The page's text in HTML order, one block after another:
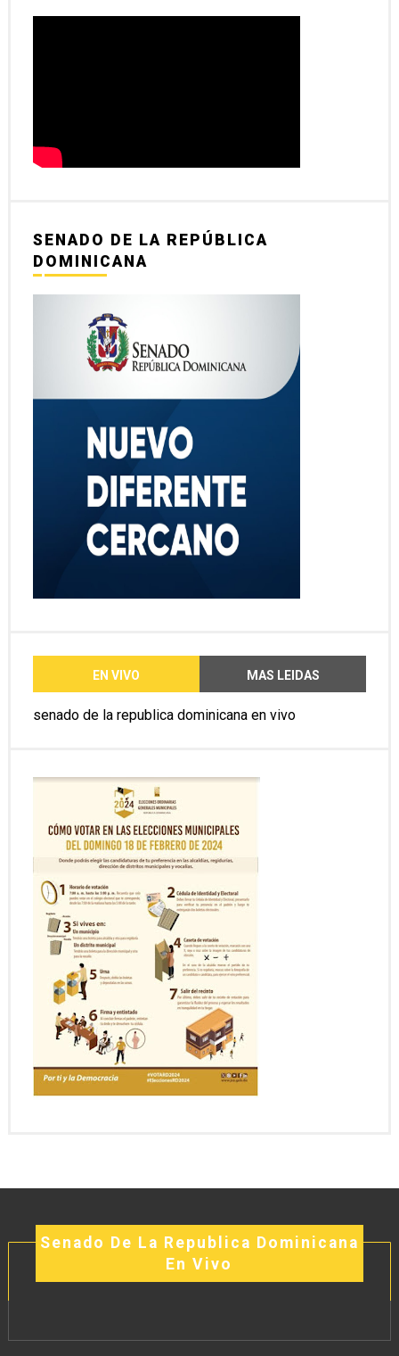
SENADO DE LA REPÚBLICA
DOMINICANA
EN VIVO MAS LEIDAS
senado de la republica dominicana en vivo
Senado De La Republica Dominicana
En Vivo